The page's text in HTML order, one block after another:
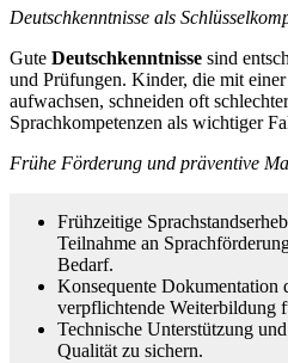
Deutschkenntnisse als
Gute Deutschkenntnisse sind
und Prüfungen. Kinder, die mit
aufwachsen, schneiden oft
Sprachkompetenzen als wichtiger
Frühe Förderung und präventive
Frühzeitige
Teilnahme an
Bedarf.
Konsequente Dokumentation
verpflichtende Weiterbildung
Technische Unterstützung
Qualität zu sichern.